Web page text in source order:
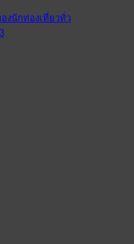
งนักท่องเที่ยวทั่ว